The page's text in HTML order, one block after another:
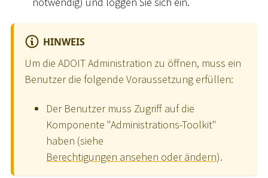
HINWEIS
Um die ADOIT Administration zu öffnen, muss ein
Benutzer die folgende Voraussetzung erfüllen:
Der Benutzer muss Zugriff auf die
Komponente "Administrations-Toolkit"
haben (siehe
Berechtigungen ansehen oder ändern).